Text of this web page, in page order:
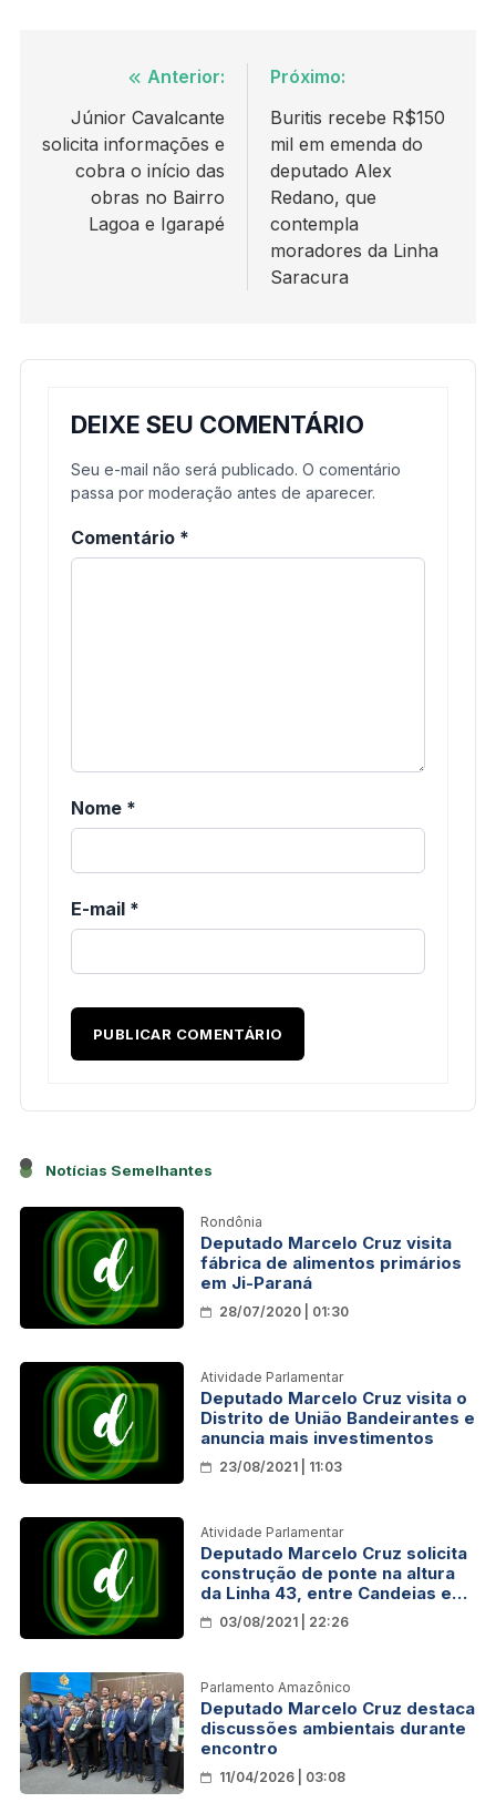
Navegação
de
Post
Anterior:
Júnior Cavalcante
solicita informações e
cobra o início das
obras no Bairro
Lagoa e Igarapé
Próximo:
Buritis recebe R$150
mil em emenda do
deputado Alex
Redano, que
contempla
moradores da Linha
Saracura
DEIXE SEU COMENTÁRIO
Seu e-mail não será publicado. O comentário
passa por moderação antes de aparecer.
Comentário *
Nome *
E-mail *
Notícias Semelhantes
Rondônia
Deputado Marcelo Cruz visita
fábrica de alimentos primários
em Ji-Paraná
28/07/2020 | 01:30
Atividade Parlamentar
Deputado Marcelo Cruz visita o
Distrito de União Bandeirantes e
anuncia mais investimentos
23/08/2021 | 11:03
Atividade Parlamentar
Deputado Marcelo Cruz solicita
construção de ponte na altura
da Linha 43, entre Candeias e
Porto Velho
03/08/2021 | 22:26
Parlamento Amazônico
Deputado Marcelo Cruz destaca
discussões ambientais durante
encontro
11/04/2026 | 03:08